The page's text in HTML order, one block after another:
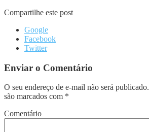
Compartilhe este post
Google
Facebook
Twitter
Enviar o Comentário
O seu endereço de e-mail não será publicado.
são marcados com *
Comentário